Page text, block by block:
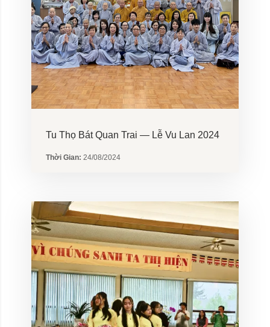
Tu Thọ Bát Quan Trai — Lễ Vu Lan 2024
Thời Gian: 24/08/2024